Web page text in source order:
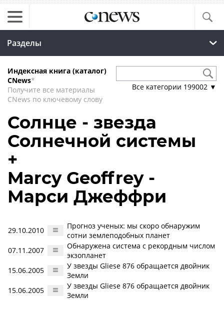
Разделы
Индексная книга (каталог)
CNews*
Получите все материалы
CNews по ключевому слову
Все категории 199002 ▼
Солнце - звезда
Солнечной системы
+
Marcy Geoffrey -
Марси Джеффри
29.10.2010
Прогноз ученых: мы скоро обнаружим
сотни землеподобных планет
07.11.2007
Обнаружена система с рекордным числом
экзопланет
15.06.2005
У звезды Gliese 876 обращается двойник
Земли
15.06.2005
У звезды Gliese 876 обращается двойник
Земли